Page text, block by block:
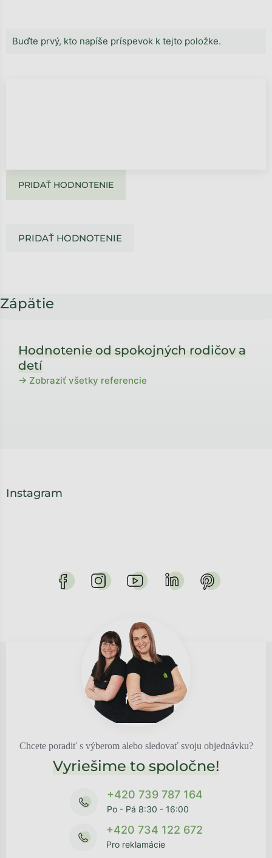
Buďte prvý, kto napíše príspevok k tejto položke.
PRIDAŤ HODNOTENIE
PRIDAŤ HODNOTENIE
Zápätie
Hodnotenie od spokojných rodičov a
detí
→ Zobraziť všetky referencie
Instagram
Chcete poradiť s výberom alebo sledovať svoju objednávku?
Vyriešime to spoločne!
+420 739 787 164
Po - Pá 8:30 - 16:00
+420 734 122 672
Pro reklamácie